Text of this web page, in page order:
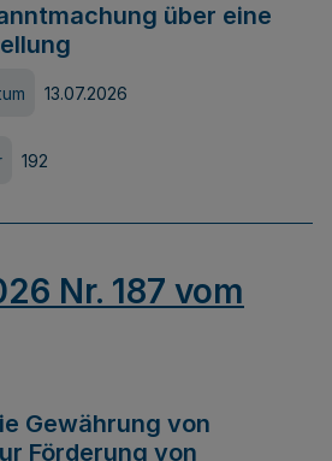
über eine
13.07.2026
192
Nr. 187 vom
Gewährung von
Förderung von